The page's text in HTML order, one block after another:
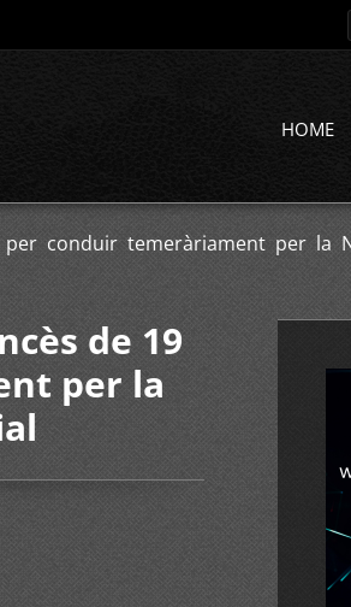
HOME
conduir temeràriament per la
de 19
per la